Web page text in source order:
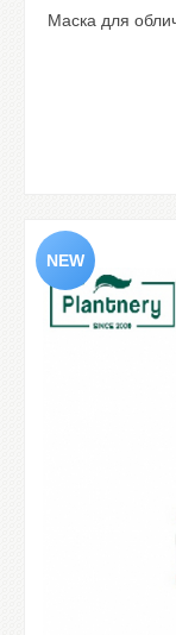
Маска для